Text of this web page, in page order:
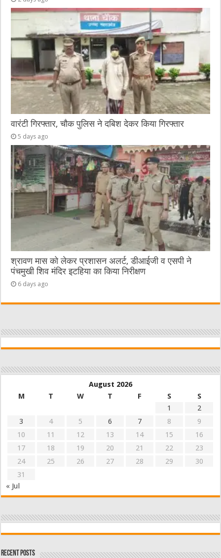
वारंटी गिरफ्तार, चौक पुलिस ने दबिश देकर किया गिरफ्तार
5 days ago
श्रावण मास को लेकर प्रशासन अलर्ट, डीआईजी व एसपी ने
पंचमुखी शिव मंदिर इटहिया का किया निरीक्षण
6 days ago
August 2026
M
T W T F S
S
1
2
3
4 5 6 7 8
9
10
11 12 13 14 15
16
17
18 19 20 21 22
23
24
25 26 27 28 29
30
31
« Jul
Recent Posts